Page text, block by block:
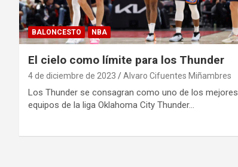
BALONCESTO NBA
El cielo como límite para los Thunder
4 de diciembre de 2023 Alvaro Cifuentes Miñambres
Los Thunder se consagran como uno de los mejores
equipos de la liga Oklahoma City Thunder…